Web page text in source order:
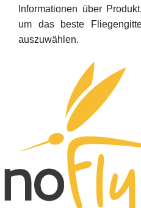
Informationen über
um das beste
auszuwählen.